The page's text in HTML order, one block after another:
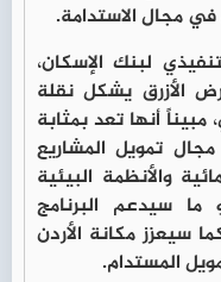
في مجال الاستدامة.
لبنك الإسكان،
الأزرق يشكل نقلة
أنها تعد بمثابة
تمويل المشاريع
والأنظمة البيئية
ما سيدعم البرنامج
سيعزز مكانة الأردن
المستدام.